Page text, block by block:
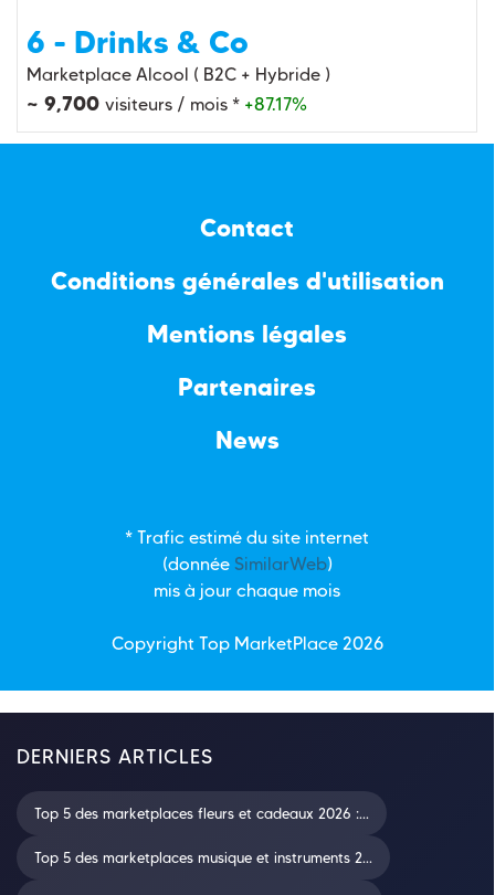
6 - Drinks & Co
Marketplace Alcool ( B2C + Hybride )
~ 9,700 visiteurs / mois * +87.17%
Contact
Conditions générales d'utilisation
Mentions légales
Partenaires
News
* Trafic estimé du site internet
(donnée SimilarWeb)
mis à jour chaque mois
Copyright Top MarketPlace2026
DERNIERS ARTICLES
Top 5 des marketplaces fleurs et cadeaux 2026 :...
Top 5 des marketplaces musique et instruments 2...